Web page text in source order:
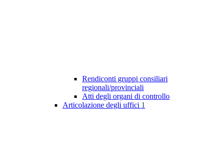
Rendiconti gruppi consiliari
regionali/provinciali
Atti degli organi di controllo
Articolazione degli uffici 1